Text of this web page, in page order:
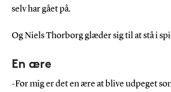
selv har gået på.
Og Niels Thorborg glæder sig til at stå i
En ære
-For mig er det en ære at blive udpeget